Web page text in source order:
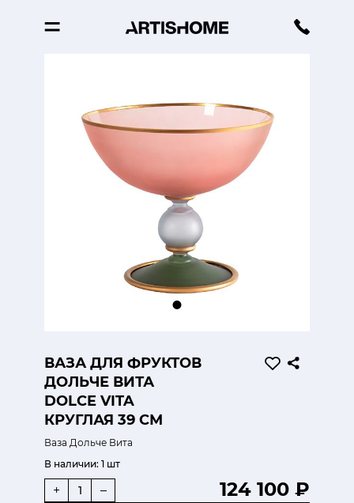
ВАЗА ДЛЯ ФРУКТОВ
ДОЛЬЧЕ ВИТА
DOLCE VITA
КРУГЛАЯ 39 СМ
Ваза Дольче Вита
В наличии: 1 шт
124 100 ₽
+ –